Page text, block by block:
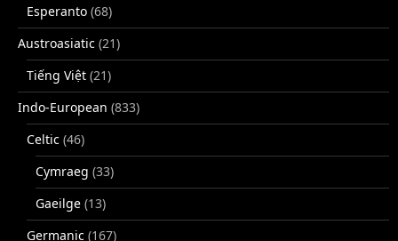
Esperanto (68)
Austroasiatic (21)
Tiếng Việt (21)
Indo-European (833)
Celtic (46)
Cymraeg (33)
Gaeilge (13)
Germanic (167)